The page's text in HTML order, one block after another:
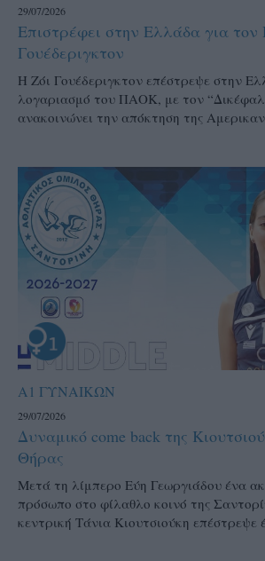
29/07/2026
Επιστρέφει στην Ελλάδα για
Γουέδεριγκτον
Η Ζόι Γουέδεριγκτον επέστρεψε στην
λογαριασμό του ΠΑΟΚ, με τον
ανακοινώνει την απόκτηση της
Α1 ΓΥΝΑΙΚΩΝ
29/07/2026
Δυναμικό come back της
Θήρας
Μετά τη λίμπερο Εύη Γεωργιάδου ένα
πρόσωπο στο φίλαθλο κοινό της
κεντρική Τάνια Κιουτσιούκη επέστρεψε